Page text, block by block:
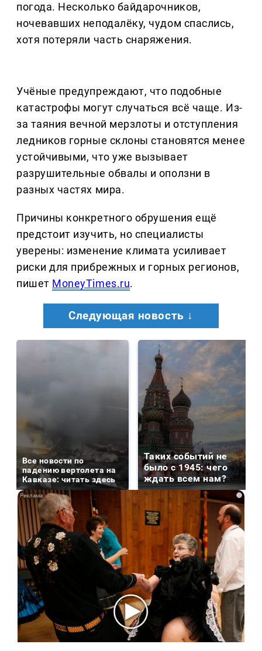
погода. Несколько байдарочников,
ночевавших неподалёку, чудом спаслись,
хотя потеряли часть снаряжения.
Учёные предупреждают, что подобные
катастрофы могут случаться всё чаще. Из-
за таяния вечной мерзлоты и отступления
ледников горные склоны становятся менее
устойчивыми, что уже вызывает
разрушительные обвалы и оползни в
разных частях мира.
Причины конкретного обрушения ещё
предстоит изучить, но специалисты
уверены: изменение климата усиливает
риски для прибрежных и горных регионов,
пишет MoneyTimes.ru.
Следующая новость ↓
Все новости по
падению вертолета на
Кавказе: читать здесь
Таких событий не
было с 1945: чего
ждать всем нам?
i